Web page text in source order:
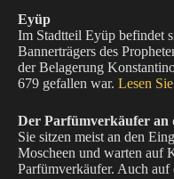
Eyüp
Im Stadtteil Eyüp befindet
Bannerträgers des
der Belagerung
679 gefallen war. Lesen
Der Parfümverkäufer an
Sie sitzen meist an den
Moscheen und warten auf
Parfümverkäufer. Auch auf